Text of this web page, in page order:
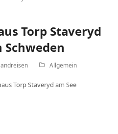
Torp Staveryd
Schweden
Allgemein
Torp Staveryd am See